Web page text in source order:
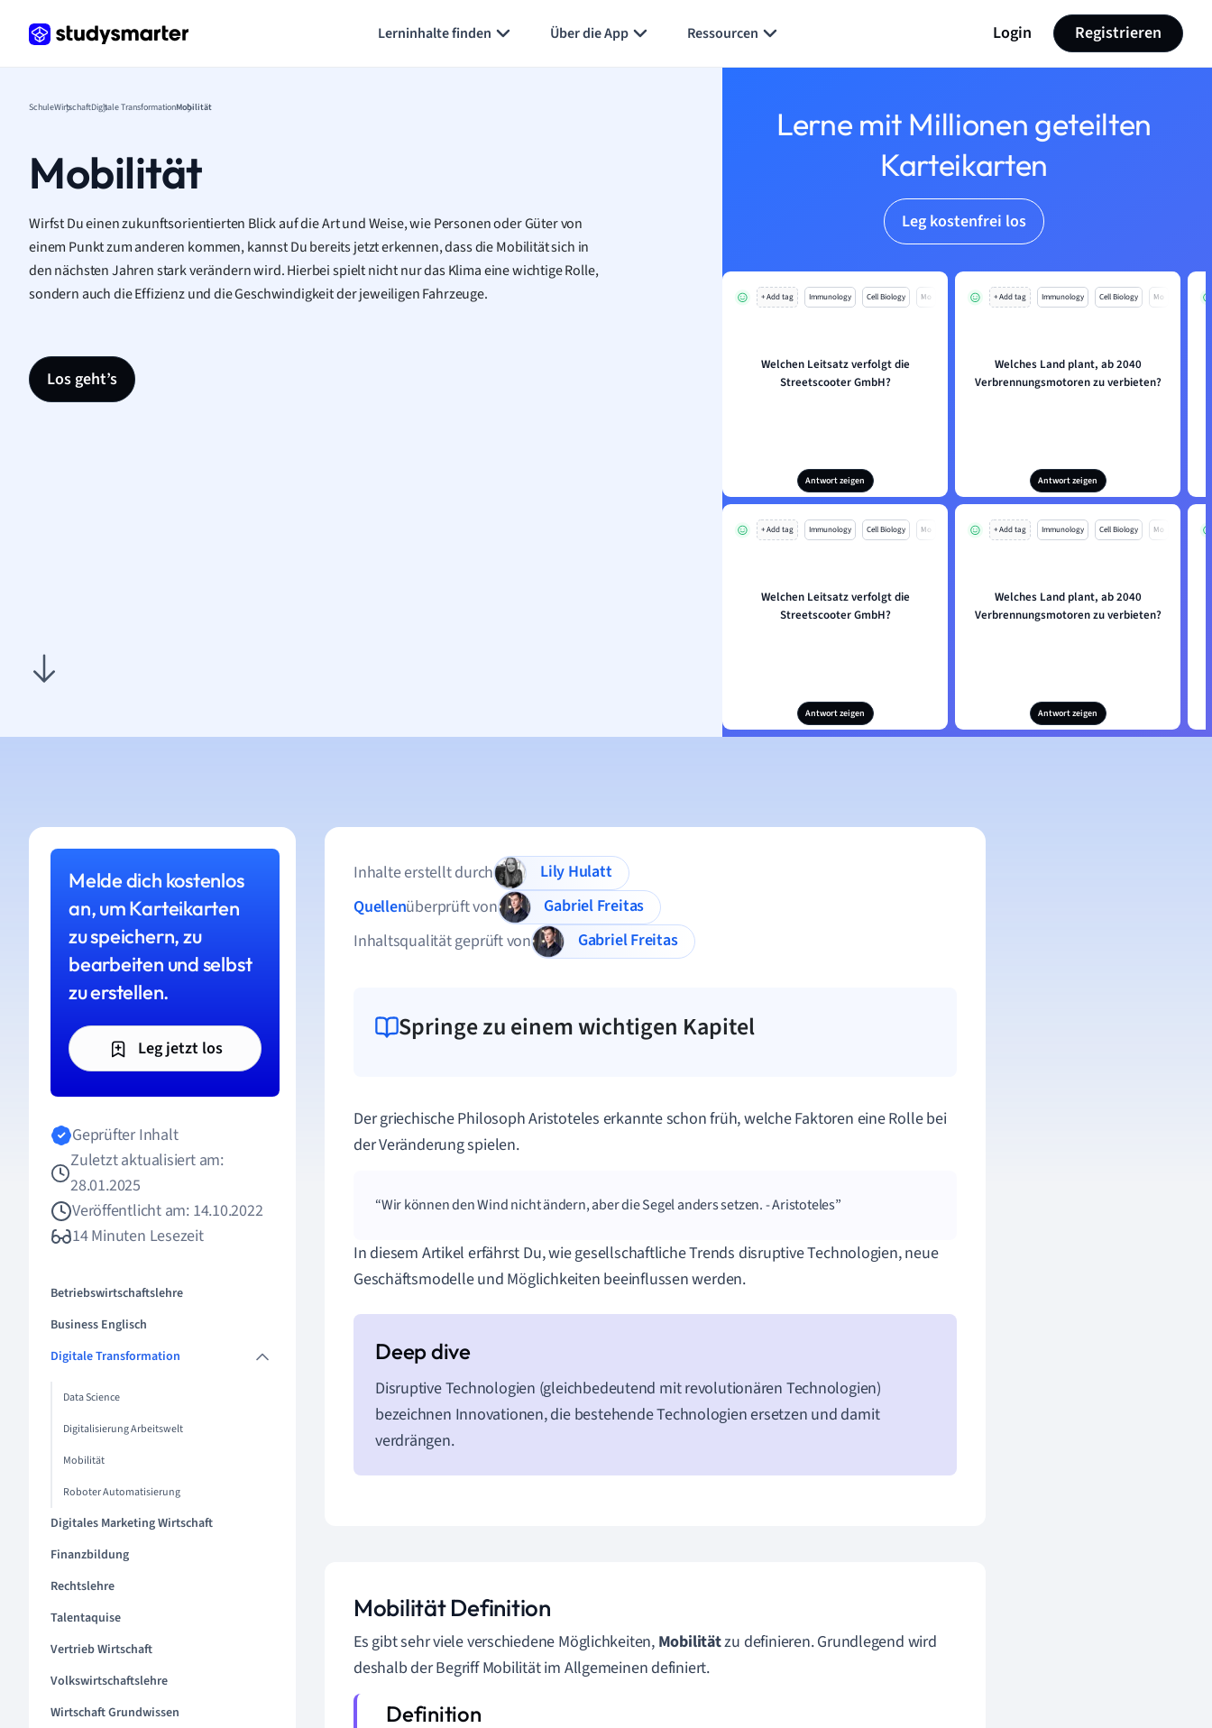
Lerninhalte finden Über die App Ressourcen Login Registrieren
SchuleWirtschaftDigitale TransformationMobilität
Mobilität
Wirfst Du einen zukunftsorientierten Blick auf die Art und Weise, wie Personen oder Güter von
einem Punkt zum anderen kommen, kannst Du bereits jetzt erkennen, dass die Mobilität sich in
den nächsten Jahren stark verändern wird. Hierbei spielt nicht nur das Klima eine wichtige Rolle,
sondern auch die Effizienz und die Geschwindigkeit der jeweiligen Fahrzeuge.
Los geht’s
Lerne mit Millionen geteilten
Karteikarten
Leg kostenfrei los
+ Add tag Immunology Cell Biology Mo
Welchen Leitsatz verfolgt die
Streetscooter GmbH?
Antwort zeigen
+ Add tag Immunology Cell Biology Mo
Welches Land plant, ab 2040
Verbrennungsmotoren zu verbieten?
Antwort zeigen
+ Add tag Immunology Cell Biology Mo
Welchen Leitsatz verfolgt die
Streetscooter GmbH?
Antwort zeigen
+ Add tag Immunology Cell Biology Mo
Welches Land plant, ab 2040
Verbrennungsmotoren zu verbieten?
Antwort zeigen
Melde dich kostenlos
an, um Karteikarten
zu speichern, zu
bearbeiten und selbst
zu erstellen.
Leg jetzt los
Geprüfter Inhalt
Zuletzt aktualisiert am:
28.01.2025
Veröffentlicht am: 14.10.2022
14 Minuten Lesezeit
Betriebswirtschaftslehre
Business Englisch
Digitale Transformation
Data Science
Digitalisierung Arbeitswelt
Mobilität
Roboter Automatisierung
Digitales Marketing Wirtschaft
Finanzbildung
Rechtslehre
Talentaquise
Vertrieb Wirtschaft
Volkswirtschaftslehre
Wirtschaft Grundwissen
Inhalte erstellt durch
Lily Hulatt
Quellenüberprüft von
Gabriel Freitas
Inhaltsqualität geprüft von
Gabriel Freitas
Springe zu einem wichtigen Kapitel
Der griechische Philosoph Aristoteles erkannte schon früh, welche Faktoren eine Rolle bei
der Veränderung spielen.
Wir können den Wind nicht ändern, aber die Segel anders setzen. - Aristoteles
In diesem Artikel erfährst Du, wie gesellschaftliche Trends disruptive Technologien, neue
Geschäftsmodelle und Möglichkeiten beeinflussen werden.
Disruptive Technologien (gleichbedeutend mit revolutionären Technologien)
bezeichnen Innovationen, die bestehende Technologien ersetzen und damit
verdrängen.
Mobilität Definition
Es gibt sehr viele verschiedene Möglichkeiten, Mobilitätzu definieren. Grundlegend wird
deshalb der Begriff Mobilität im Allgemeinen definiert.